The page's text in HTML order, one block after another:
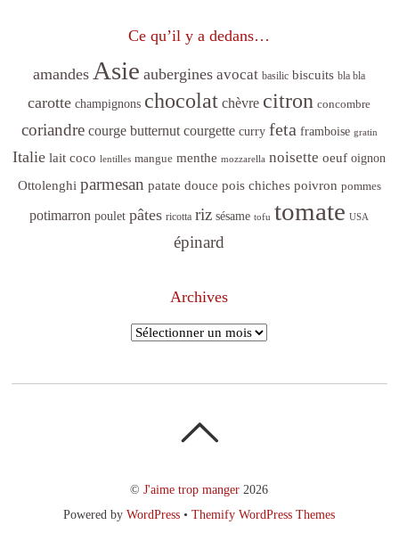
Ce qu’il y a dedans…
amandes Asie aubergines avocat basilic biscuits bla bla
carotte champignons chocolat chèvre citron concombre
coriandre courge butternut courgette curry feta framboise gratin
Italie lait coco lentilles mangue menthe mozzarella noisette oeuf oignon
Ottolenghi parmesan patate douce pois chiches poivron pommes
potimarron poulet pâtes ricotta riz sésame tofu tomate USA
épinard
Archives
Archives
©J'aime trop manger 2026
Powered byWordPress •Themify WordPress Themes